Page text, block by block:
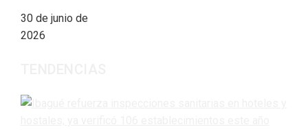
30 de junio de
2026